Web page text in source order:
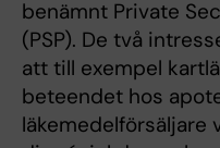
benämnt Private
(PSP). De två
att till exempel
beteendet hos
läkemedelförsäljare